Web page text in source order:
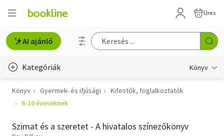
Üres
AI ajánló
Kategóriák Könyv
Életmód, egészség
Gyermek- és ifjúsági
Könyv Gyermek- és ifjúsági
Kifestők, foglalkoztatók
6-10 éveseknek
Szimat és a szeretet - A hivatalos színezőkönyv